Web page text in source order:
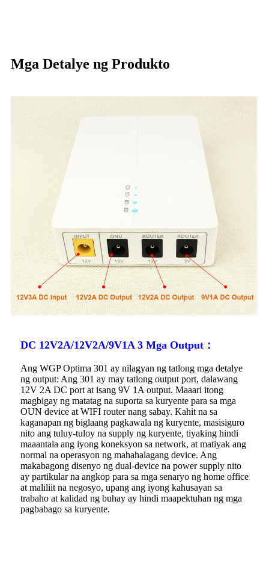
Mga Detalye ng Produkto
DC 12V2A/12V2A/9V1A 3 Mga Output：
Ang WGP Optima 301 ay nilagyan ng tatlong mga detalye
ng output: Ang 301 ay may tatlong output port, dalawang
12V 2A DC port at isang 9V 1A output. Maaari itong
magbigay ng matatag na suporta sa kuryente para sa mga
OUN device at WIFI router nang sabay. Kahit na sa
kaganapan ng biglaang pagkawala ng kuryente, masisiguro
nito ang tuluy-tuloy na supply ng kuryente, tiyaking hindi
maaantala ang iyong koneksyon sa network, at matiyak ang
normal na operasyon ng mahahalagang device. Ang
makabagong disenyo ng dual-device na power supply nito
ay partikular na angkop para sa mga senaryo ng home office
at maliliit na negosyo, upang ang iyong kahusayan sa
trabaho at kalidad ng buhay ay hindi maapektuhan ng mga
pagbabago sa kuryente.